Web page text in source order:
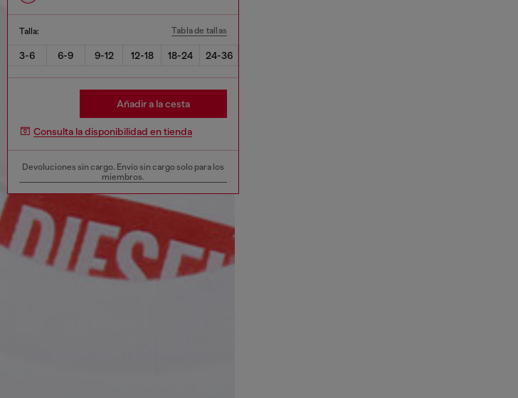
Talla: Tabla de tallas
3-6 6-9 9-12 12-18 18-24 24-36
Añadir a la cesta
Consulta la disponibilidad en tienda
Devoluciones sin cargo. Envío sin cargo solo para los
miembros.